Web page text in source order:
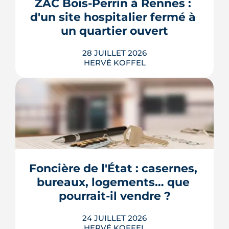
passe en revue les cas où le permis
s'impose, le dépôt en ligne et les délai...
LIRE L'ARTICLE
ZAC Bois-Perrin à Rennes :
d'un site hospitalier fermé à
un quartier ouvert
28 JUILLET 2026
HERVÉ KOFFEL
Longtemps clos derrière les murs de
l'hôpital Guillaume-Régnier, le Bois-
Perrin s'ouvre enfin sur la ville. La
redessinera tout un pan du quartier
Jeanne-d'Arc jusqu'en 2030.
LIRE L'ARTICLE
Foncière de l'État : casernes,
bureaux, logements… que
pourrait-il vendre ?
24 JUILLET 2026